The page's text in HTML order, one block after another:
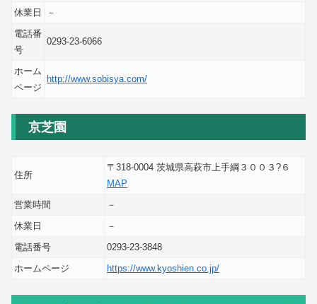
休業日
－
電話番
号
0293-23-6066
ホーム
ページ
http://www.sobisya.com/
京芝園
住所
〒318-0004 茨城県高萩市上手綱３００３?６
MAP
営業時間
－
休業日
－
電話番号
0293-23-3848
ホームページ
https://www.kyoshien.co.jp/